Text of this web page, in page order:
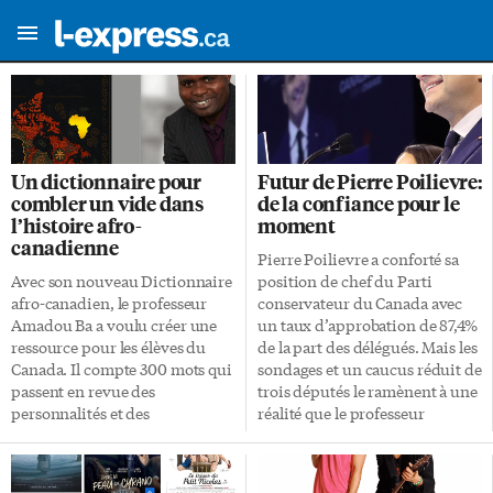
Un dictionnaire pour
combler un vide dans
l’histoire afro-
canadienne
Avec son nouveau Dictionnaire
afro-canadien, le professeur
Amadou Ba a voulu créer une
ressource pour les élèves du
Canada. Il compte 300 mots qui
passent en revue des
personnalités et des
pan trop souvent ignoré de
l’histoire du pays. Comment
Futur de Pierre Poilievre:
de la confiance pour le
moment
Pierre Poilievre a conforté sa
position de chef du Parti
conservateur du Canada avec
un taux d’approbation de 87,4%
de la part des délégués. Mais les
sondages et un caucus réduit de
trois députés le ramènent à une
réalité que le professeur
un manque de «coudées
franches» à court terme. Près de